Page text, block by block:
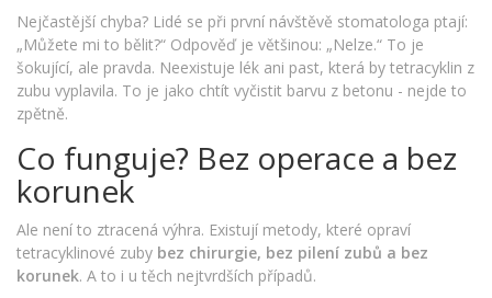
Nejčastější chyba? Lidé se při první návštěvě stomatologa ptají:
„Můžete mi to bělit?“ Odpověď je většinou: „Nelze.“ To je
šokující, ale pravda. Neexistuje lék ani past, která by tetracyklin z
zubu vyplavila. To je jako chtít vyčistit barvu z betonu - nejde to
zpětně.
Co funguje? Bez operace a bez
korunek
Ale není to ztracená výhra. Existují metody, které opraví
tetracyklinové zuby bez chirurgie, bez pilení zubů a bez
korunek. A to i u těch nejtvrdších případů.